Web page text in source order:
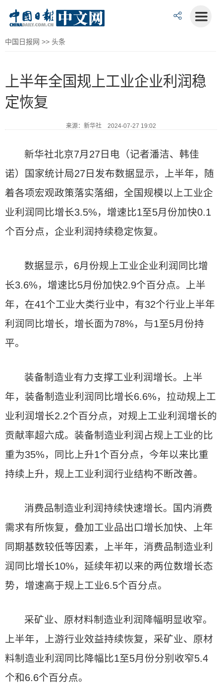
中国日报网 >> 头条
上半年全国规上工业企业利润稳
定恢复
来源：新华社 2024-07-27 19:02
新华社北京7月27日电（记者潘洁、韩佳
诺）国家统计局27日发布数据显示，上半年，随
着各项宏观政策落实落细，全国规模以上工业企
业利润同比增长3.5%，增速比1至5月份加快0.1
个百分点，企业利润持续稳定恢复。
数据显示，6月份规上工业企业利润同比增
长3.6%，增速比5月份加快2.9个百分点。上半
年，在41个工业大类行业中，有32个行业上半年
利润同比增长，增长面为78%，与1至5月份持
平。
装备制造业有力支撑工业利润增长。上半
年，装备制造业利润同比增长6.6%，拉动规上工
业利润增长2.2个百分点，对规上工业利润增长的
贡献率超六成。装备制造业利润占规上工业的比
重为35%，同比上升1个百分点，今年以来比重
持续上升，规上工业利润行业结构不断改善。
消费品制造业利润持续快速增长。国内消费
需求有所恢复，叠加工业品出口增长加快、上年
同期基数较低等因素，上半年，消费品制造业利
润同比增长10%，延续年初以来的两位数增长态
势，增速高于规上工业6.5个百分点。
采矿业、原材料制造业利润降幅明显收窄。
上半年，上游行业效益持续恢复，采矿业、原材
料制造业利润同比降幅比1至5月份分别收窄5.4
个和6.6个百分点。